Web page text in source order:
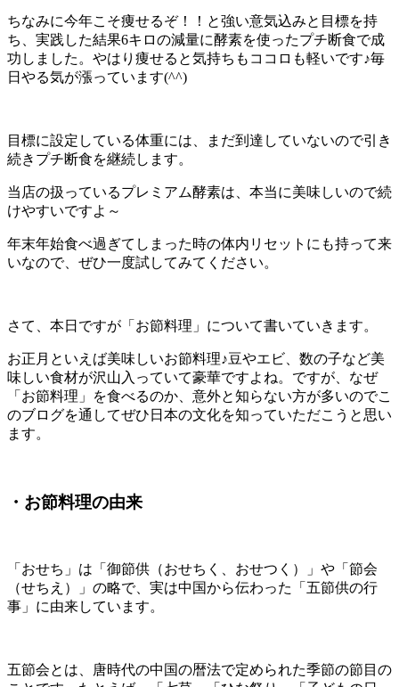
ちなみに今年こそ痩せるぞ！！と強い意気込みと目標を持
ち、実践した結果6キロの減量に酵素を使ったプチ断食で成
功しました。やはり痩せると気持ちもココロも軽いです♪毎
日やる気が漲っています(^^)
目標に設定している体重には、まだ到達していないので引き
続きプチ断食を継続します。
当店の扱っているプレミアム酵素は、本当に美味しいので続
けやすいですよ～
年末年始食べ過ぎてしまった時の体内リセットにも持って来
いなので、ぜひ一度試してみてください。
さて、本日ですが「お節料理」について書いていきます。
お正月といえば美味しいお節料理♪豆やエビ、数の子など美
味しい食材が沢山入っていて豪華ですよね。ですが、なぜ
「お節料理」を食べるのか、意外と知らない方が多いのでこ
のブログを通してぜひ日本の文化を知っていただこうと思い
ます。
・お節料理の由来
「おせち」は「御節供（おせちく、おせつく）」や「節会
（せちえ）」の略で、実は中国から伝わった「五節供の行
事」に由来しています。
五節会とは、唐時代の中国の暦法で定められた季節の節目の